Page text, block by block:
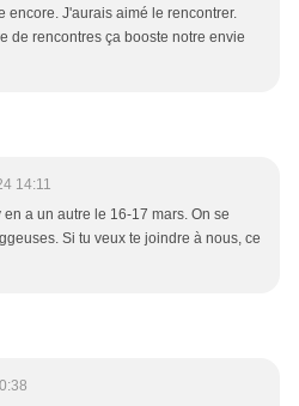
encore. J'aurais aimé le rencontrer.
de rencontres ça booste notre envie
14:11
a un autre le 16-17 mars. On se
Si tu veux te joindre à nous, ce